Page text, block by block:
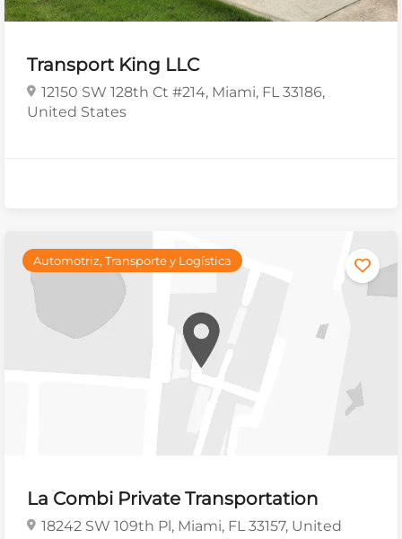
Transport King LLC
12150 SW 128th Ct #214, Miami, FL 33186,
United States
Automotriz, Transporte y Logística
La Combi Private Transportation
18242 SW 109th Pl, Miami, FL 33157, United